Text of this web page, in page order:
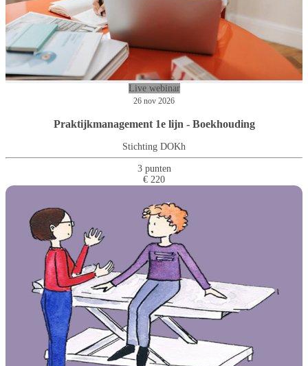
Live webinar
26 nov 2026
Praktijkmanagement 1e lijn - Boekhouding
Stichting DOKh
3 punten
€ 220